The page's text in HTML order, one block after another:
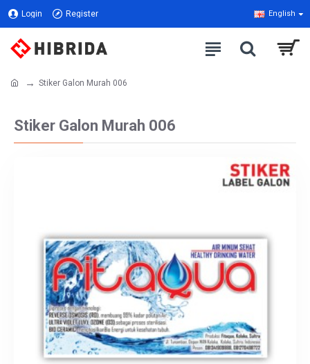
Login Register English
Stiker Galon Murah 006
Stiker Galon Murah 006